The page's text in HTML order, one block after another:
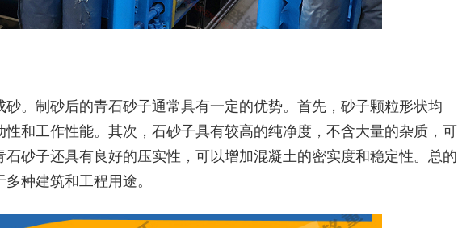
。制砂后的青石砂子通常具有一定的优势。首先，砂子颗粒形状均
和工作性能。其次，石砂子具有较高的纯净度，不含大量的杂质，可
砂子还具有良好的压实性，可以增加混凝土的密实度和稳定性。总的
种建筑和工程用途。